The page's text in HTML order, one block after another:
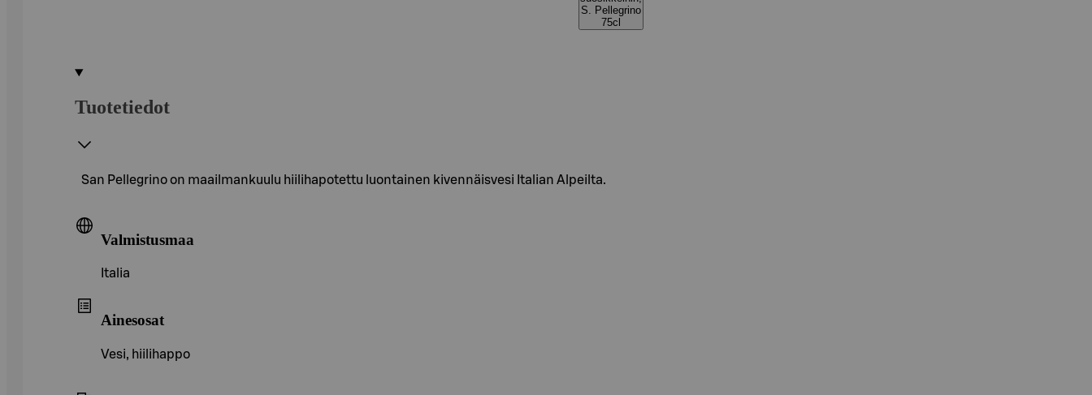
S. Pellegrino
75cl
Tuotetiedot
San Pellegrino on maailmankuulu hiilihapotettu luontainen kivennäisvesi Italian Alpeilta.
Valmistusmaa
Italia
Ainesosat
Vesi, hiilihappo